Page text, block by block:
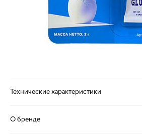
Технические характеристики
О бренде